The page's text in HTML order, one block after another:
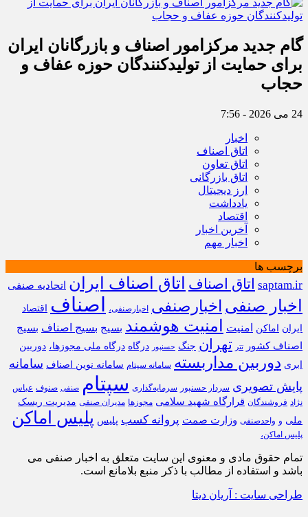
گام جدید مرکزامور اصناف و بازرگانان ایران
برای حمایت از تولیدکنندگان حوزه عفاف و
حجاب
24 می 2026 - 7:56
اخبار
اتاق اصناف
اتاق تعاون
اتاق بازرگانی
ارز دیجیتال
یادداشت
اقتصاد
آخرین اخبار
اخبار مهم
برچسب ها
saptam.ir اتاق اصناف اتاق اصناف ایران اتحادیه صنفی
اخبار صنفی اخبارصنفی اخبارصنفی، اصناف
اقتصاد
ایران
اماکن امنیت امنیت هوشمند بسیج بسیج اصناف بسیج
اصناف کشور
تتر تهران جنگ حسنپور درگاه درگاه ملی مجوزها، دوربین
ابری دوربین مداربسته سامانه سپتام سامانه نوین اصناف سامانه
پایش تصویری سردار حسنپور سرمایه‌گذاری سپتام صنفی صنوف عباس
نژاد فروشندگان قرارگاه شهید سلامی مجوزها مدیران صنفی مدیریت ریسک
ملی و واحدصنفی وزارت صمت پروانه کسب پلیس پلیس اماکن
پلیس اماکن،
تمام حقوق مادی و معنوی این سایت متعلق به اخبار صنفی می
باشد و استفاده از مطالب با ذکر منبع بلامانع است.
طراحی سایت : آریان دیتا